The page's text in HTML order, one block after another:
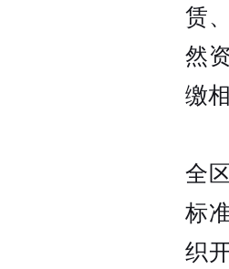
赁
然
缴
全
标
织